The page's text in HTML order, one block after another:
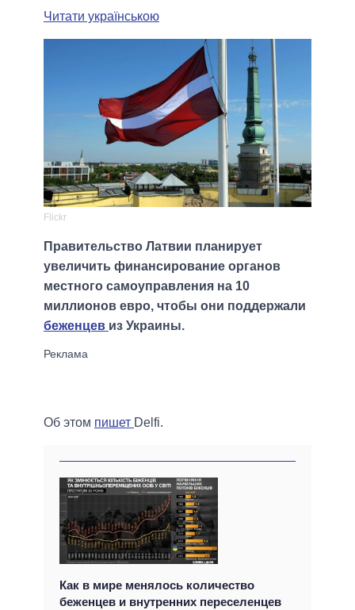
Читати українською
Flickr
Правительство Латвии планирует
увеличить финансирование органов
местного самоуправления на 10
миллионов евро, чтобы они поддержали
беженцев из Украины.
Об этом пишет Delfi.
Как в мире менялось количество
беженцев и внутренних переселенцев